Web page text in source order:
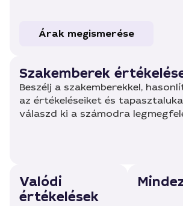
Árak megismerése
Szakemberek
Beszélj a szakemberekkel,
az értékeléseiket és
válaszd ki a számodra
Valódi
értékelések